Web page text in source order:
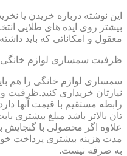
این نوشته درباره خریدن یا
بیشتر روی ایده های طلایی
معقول و امکاناتی که باید
ظرفیت سمساری لوازم خانگی
سمساری لوازم خانگی را هم
نیازتان خریداری
رابطه مستقیم با قیمت آنها
تان بالاتر باشد مبلغ بیشتری
علاوه اگر محصولی با گنجایش
مدت هزینه بیشتری پرداخت
به صرفه نیست.